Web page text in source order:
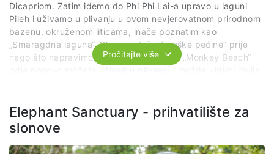
Dicapriom. Zatim idemo do Phi Phi Lai-a upravo u laguni
Pileh i uživamo u plivanju u ovom nevjerovatnom prirodnom
bazenu, okruženom liticama, inače poznatim kao
„Smaragdna laguna“. Plovimo duž „Vikinške pećine“ prije
nego što napravimo još jednu stanicu na „Monkey Beach“
možete uživati u kratkoj šetnji po plaži i prodavnicama na
Phi Phi Donu. Polazak sa Phi Phi Don-a na
ronimo između prelijepih koralnih grebena i šarenih riba ili
se jednostavno opuštamo na plaži. Povratak na pristanište
Pročitajte više
Elephant Sanctuary - prihvatilište za
slonove